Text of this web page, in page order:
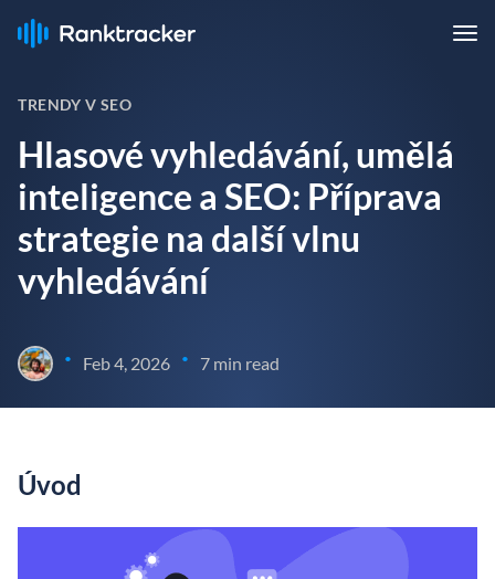
TRENDY V SEO
Hlasové vyhledávání, umělá
inteligence a SEO: Příprava
strategie na další vlnu
vyhledávání
• Feb 4, 2026 • 7 min read
Úvod